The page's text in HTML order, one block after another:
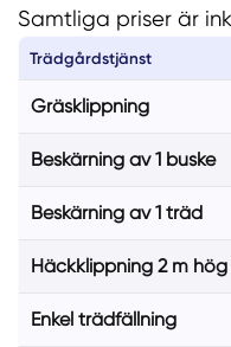
Samtliga priser är
Trädgårdstjänst
Gräsklippning
Beskärning av 1 buske
Beskärning av 1 träd
Häckklippning 2 m
Enkel trädfällning